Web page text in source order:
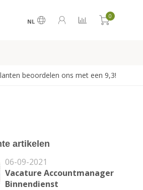
NL
0
beoordelen ons met een 9,3!
artikelen
06-09-2021
Vacature Accountmanager
Binnendienst